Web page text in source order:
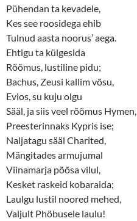
Pühendan ta kevadele,
Kes see roosidega ehib
Tulnud aasta noorus’ aega.
Ehtigu ta külgesida
Rõõmus, lustiline pidu;
Bachus, Zeusi kallim võsu,
Evios, su kuju olgu
Sääl, ja siis veel rõõmus Hymen,
Preesterinnaks Kypris ise;
Naljatagu sääl Charited,
Mängitades armujumal
Viinamarja põõsa vilul,
Kesket raskeid kobaraida;
Laulgu lustil noored mehed,
Valjult Phöbusele laulu!